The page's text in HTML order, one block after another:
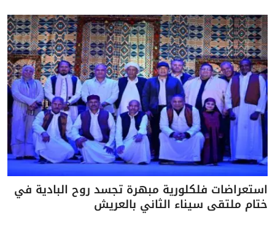
استعراضات فلكلورية مبهرة تجسد روح البادية في
ختام ملتقى سيناء الثاني بالعريش